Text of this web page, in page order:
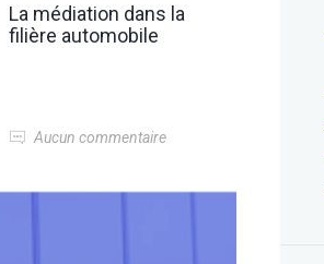
La médiation dans la
filière automobile
Aucun commentaire